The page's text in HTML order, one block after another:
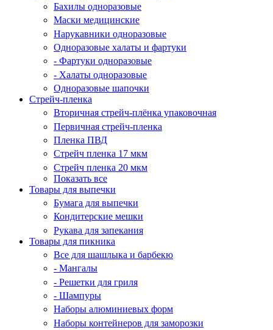
Бахилы одноразовые
Маски медицинские
Нарукавники одноразовые
Одноразовые халаты и фартуки
- Фартуки одноразовые
- Халаты одноразовые
Одноразовые шапочки
Стрейч-пленка
Вторичная стрейч-плёнка упаковочная
Первичная стрейч-пленка
Пленка ПВД
Стрейч пленка 17 мкм
Стрейч пленка 20 мкм
Показать все
Товары для выпечки
Бумага для выпечки
Кондитерские мешки
Рукава для запекания
Товары для пикника
Все для шашлыка и барбекю
- Мангалы
- Решетки для гриля
- Шампуры
Наборы алюминиевых форм
Наборы контейнеров для заморозки